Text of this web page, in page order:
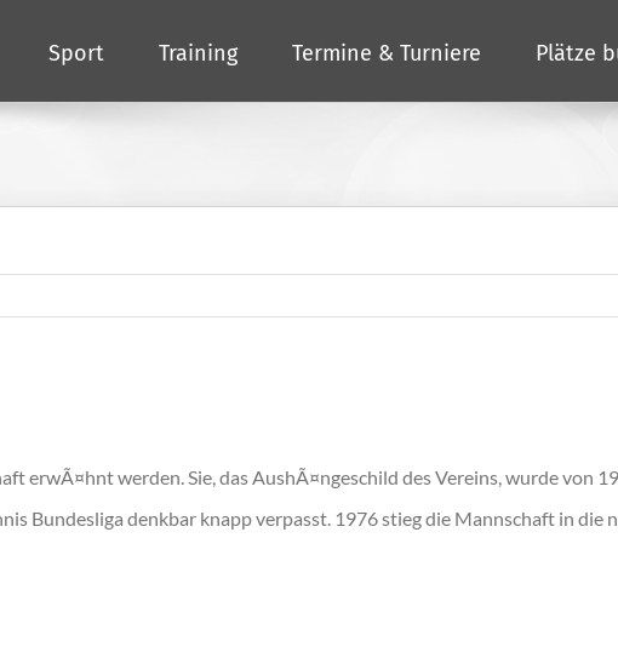
Sport Training Termine & Turniere Plätze
erwÃ¤hnt werden. Sie, das AushÃ¤ngeschild des Vereins, wurde von
Bundesliga denkbar knapp verpasst. 1976 stieg die Mannschaft in die